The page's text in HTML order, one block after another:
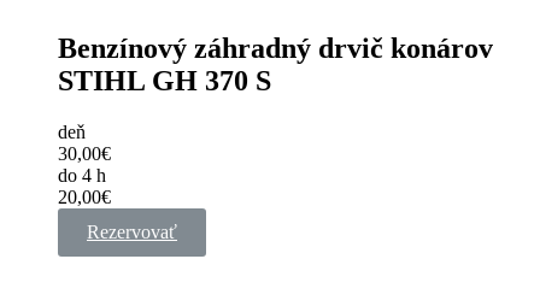
Benzínový záhradný drvič konárov
STIHL GH 370 S
deň
30,00€
do 4 h
20,00€
Rezervovať